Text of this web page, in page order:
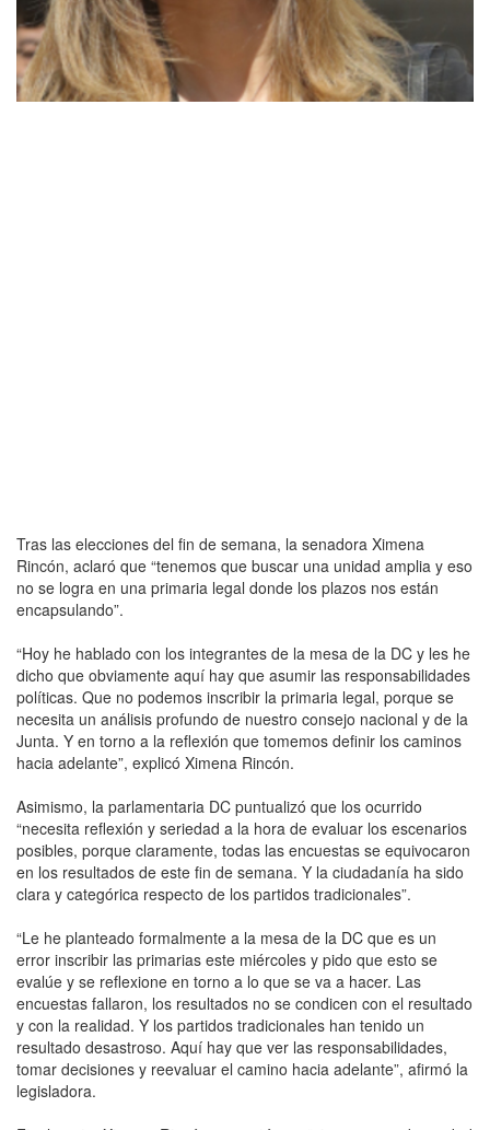
Tras las elecciones del fin de semana, la senadora Ximena
Rincón, aclaró que “tenemos que buscar una unidad amplia y eso
no se logra en una primaria legal donde los plazos nos están
encapsulando”.
“Hoy he hablado con los integrantes de la mesa de la DC y les he
dicho que obviamente aquí hay que asumir las responsabilidades
políticas. Que no podemos inscribir la primaria legal, porque se
necesita un análisis profundo de nuestro consejo nacional y de la
Junta. Y en torno a la reflexión que tomemos definir los caminos
hacia adelante”, explicó Ximena Rincón.
Asimismo, la parlamentaria DC puntualizó que los ocurrido
“necesita reflexión y seriedad a la hora de evaluar los escenarios
posibles, porque claramente, todas las encuestas se equivocaron
en los resultados de este fin de semana. Y la ciudadanía ha sido
clara y categórica respecto de los partidos tradicionales”.
“Le he planteado formalmente a la mesa de la DC que es un
error inscribir las primarias este miércoles y pido que esto se
evalúe y se reflexione en torno a lo que se va a hacer. Las
encuestas fallaron, los resultados no se condicen con el resultado
y con la realidad. Y los partidos tradicionales han tenido un
resultado desastroso. Aquí hay que ver las responsabilidades,
tomar decisiones y reevaluar el camino hacia adelante”, afirmó la
legisladora.